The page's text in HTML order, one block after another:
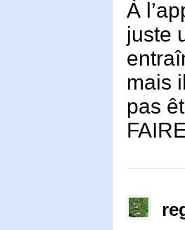
À
juste
mais
pas